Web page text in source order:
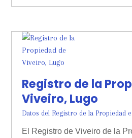
Registro de la
Viveiro, Lugo
Datos del Registro de la Propiedad
El Registro de Viveiro de la